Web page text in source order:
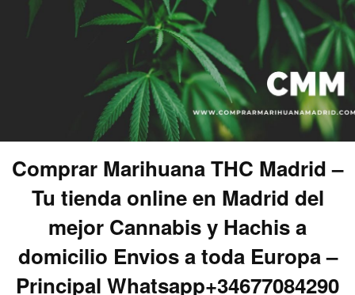
Comprar Marihuana THC Madrid –
Tu tienda online en Madrid del
mejor Cannabis y Hachis a
domicilio Envios a toda Europa –
Principal Whatsapp+34677084290